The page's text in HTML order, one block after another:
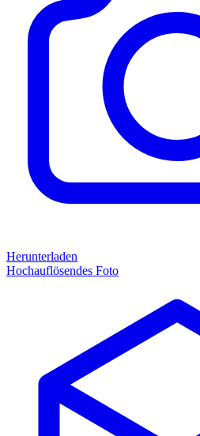
Herunterladen
Hochauflösendes Foto